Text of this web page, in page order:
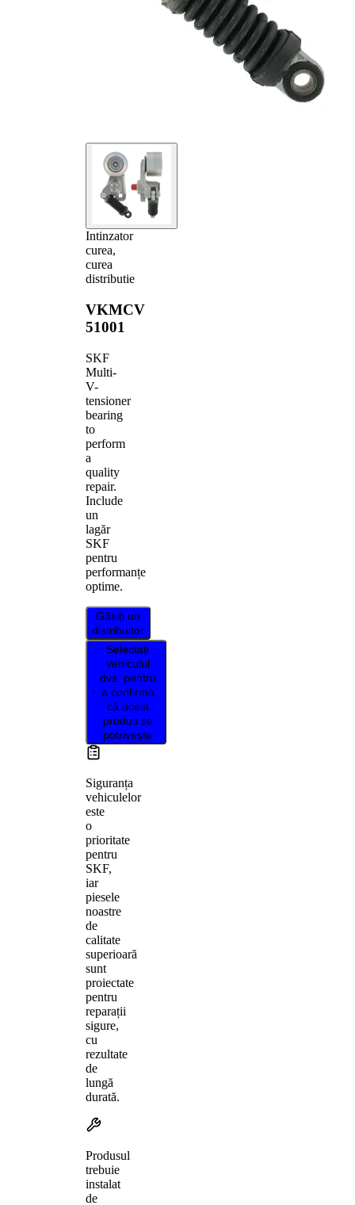
Intinzator
curea,
curea
distributie
VKMCV
51001
SKF
Multi-
V-
tensioner
bearing
to
perform
a
quality
repair.
Include
un
lagăr
SKF
pentru
performanțe
optime.
Găsiți un
distribuitor
Selectați
vehiculul
dvs. pentru
a confirma
că acest
produs se
potrivește
Siguranța
vehiculelor
este
o
prioritate
pentru
SKF,
iar
piesele
noastre
de
calitate
superioară
sunt
proiectate
pentru
reparații
sigure,
cu
rezultate
de
lungă
durată.
Produsul
trebuie
instalat
de